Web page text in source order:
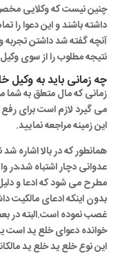
چنین نیست که وکلایی
داشته باشند و این دعوا را
آنچه گفته شد داشتن تجربه و
نتیجه مطلوب را از سوی
چه زمانی باید به وکیل
زمانی که مال متعلق به
می گیرد لازم است برای
این زمینه مراجعه نمایید.
همانطور که در بالا اشاره
عدوانی دچار اشتباه شد،در
مطرح می شود که ادعا و دلیل
بدون اینکه ادعای مالکیت
غصب نموده است.البته در
خوانده دعوای خلع ید است
این نوع خلع ید خلع ید